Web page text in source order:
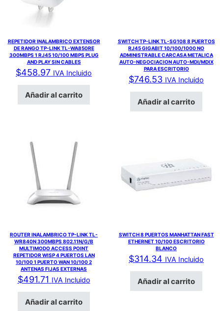
REPETIDOR INALAMBRICO EXTENSOR
DE RANGO TP-LINK TL-WA850RE
300MBPS 1 RJ45 10/100 MBPS PLUG
AND PLAY SIN CABLES
$458.97 IVA Incluido
Añadir al carrito
SWITCH TP-LINK TL-SG108 8 PUERTOS
RJ45 GIGABIT 10/100/1000 NO
ADMINISTRABLE CARCASA METALICA
AUTO-NEGOCIACION AUTO-MDI/MDIX
PARA ESCRITORIO
$746.53 IVA Incluido
Añadir al carrito
ROUTER INALAMBRICO TP-LINK TL-
WR840N 300MBPS 802.11N/G/B
MULTIMODO ACCESS POINT
REPETIDOR WISP 4 PUERTOS LAN
10/100 1 PUERTO WAN 10/100 2
ANTENAS FIJAS EXTERNAS
$491.71 IVA Incluido
Añadir al carrito
SWITCH 8 PUERTOS MANHATTAN FAST
ETHERNET 10/100 ESCRITORIO
BLANCO
$314.34 IVA Incluido
Añadir al carrito